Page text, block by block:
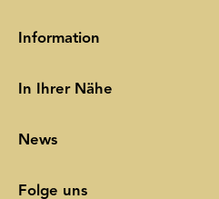
Information
In Ihrer Nähe
News
Folge uns